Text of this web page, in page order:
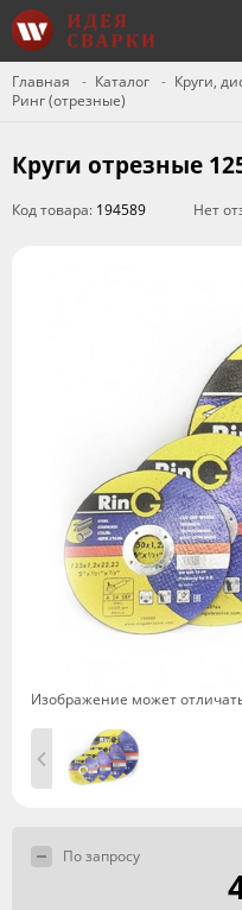
Главная Каталог Круги,
Ринг (отрезные)
Круги отрезные
Код товара: 194589 Нет
Изображение может
По запросу